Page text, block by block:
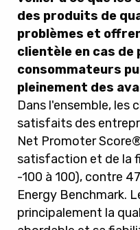
des produits de
problèmes et
clientèle en cas de
consommateurs
pleinement des
Dans l'ensemble, les
satisfaits des
Net Promoter
satisfaction et de la
-100 à 100), contre
Energy Benchmark.
principalement la